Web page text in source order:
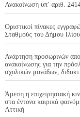
Ανακοίνωση υπ’ αριθ.
Οριστικοί πίνακες
Σταθμούς του Δήμου
Ανάρτηση προσωρινών
ανακοίνωσης για την
σχολικών μονάδων,
Άμεση η επιχειρησιακή
στα έντονα καιρικά
Αττική